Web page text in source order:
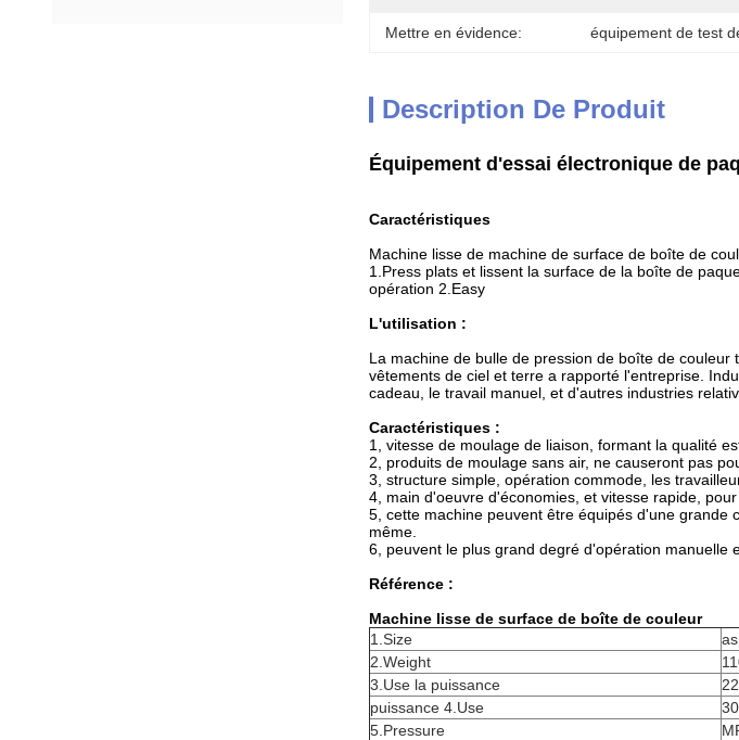
Mettre en évidence: équipement de test
Description De Produit
Équipement d'essai électronique de
Caractéristiques
Machine lisse de machine de surface de boîte de
1.Press plats et lissent la surface de la boîte de
opération 2.Easy
L'utilisation :
La machine de bulle de pression de boîte de
vêtements de ciel et terre a rapporté l'entreprise.
cadeau, le travail manuel, et d'autres industries
Caractéristiques :
1, vitesse de moulage de liaison, formant la qualité
2, produits de moulage sans air, ne causeront pas
3, structure simple, opération commode, les
4, main d'oeuvre d'économies, et vitesse rapide,
5, cette machine peuvent être équipés d'une
même.
6, peuvent le plus grand degré d'opération manuelle
Référence :
Machine lisse de surface de boîte de couleur
1.Size
2.Weight
3.Use la puissance
puissance 4.Use
5.Pressure